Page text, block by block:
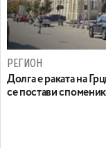
РЕГИОН
Долга е раката на
се постави